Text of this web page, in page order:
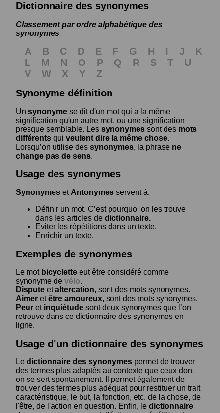
Dictionnaire des synonymes
Classement par ordre alphabétique des
synonymes
A B C D E F G H I J
K
L
M N O P Q R S T
U
V
W X Y
Z
Synonyme définition
Un synonyme se dit d'un mot qui a la même
signification qu'un autre mot, ou une signification
presque semblable. Les synonymes sont des mots
différents qui veulent dire la même chose.
Lorsqu’on utilise des synonymes, la phrase ne
change pas de sens.
Usage des synonymes
Synonymes et Antonymes servent à:
Définir un mot. C’est pourquoi on les trouve
dans les articles de dictionnaire.
Eviter les répétitions dans un texte.
Enrichir un texte.
Exemples de synonymes
Le mot bicyclette eut être considéré comme
synonyme de vélo.
Dispute etaltercation, sont des mots synonymes.
Aimer etêtre amoureux, sont des mots synonymes.
Peur et inquiétude sont deux synonymes que l’on
retrouve dans ce dictionnaire des synonymes en
ligne.
Usage d’un dictionnaire des synonymes
Le dictionnaire des synonymes permet de trouver
des termes plus adaptés au contexte que ceux dont
on se sert spontanément. Il permet également de
trouver des termes plus adéquat pour restituer un trait
caractéristique, le but, la fonction, etc. de la chose, de
l'être, de l'action en question. Enfin, le dictionnaire